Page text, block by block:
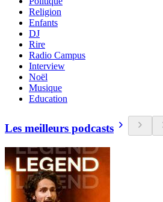
Religion
Enfants
DJ
Rire
Radio Campus
Interview
Noël
Musique
Education
Les meilleurs podcasts